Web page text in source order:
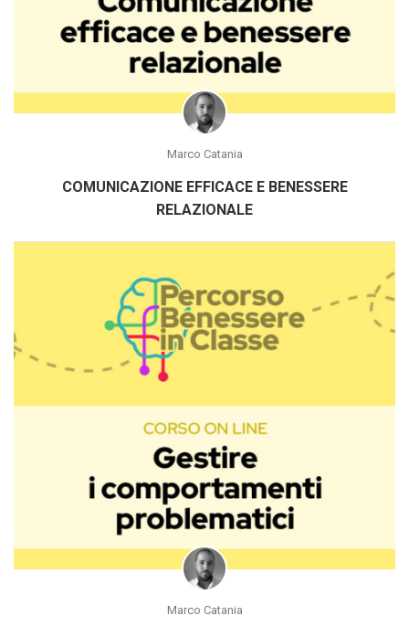
Marco Catania
COMUNICAZIONE EFFICACE E BENESSERE
RELAZIONALE
Marco Catania